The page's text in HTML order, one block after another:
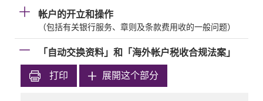
帐户的开立和操作
（包括有关银行服务、章则及条款费用收的一般问题）
「自动交换资料」和「海外帐户税收合规法案」
打印 展開这个部分